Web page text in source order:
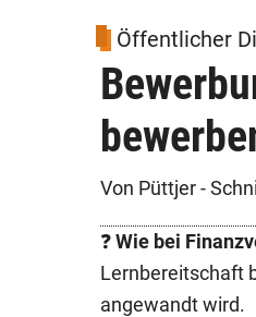
Öffentlicher
Von Püttjer -
❓ Wie bei
Lernbereitschaft
angewandt wird.